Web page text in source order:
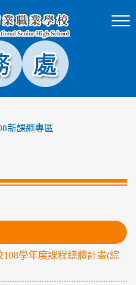
新課綱專區
學年度課程總體計畫(綜